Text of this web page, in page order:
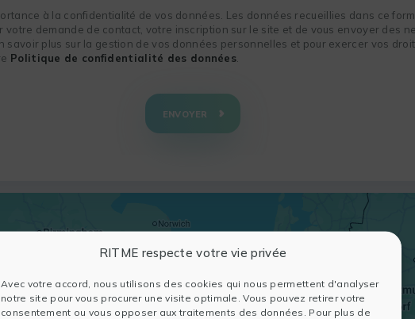
RITME respecte votre vie privée
Avec votre accord, nous utilisons des cookies qui nous permettent d'analyser
notre site pour vous procurer une visite optimale. Vous pouvez retirer votre
consentement ou vous opposer aux traitements des données. Pour plus de
à la confidentialité de vos données. Les données recueillies dans ce
votre demande de contact, votre inscription sur le site et de vous envoyer des
savoir plus sur la gestion de vos données personnelles et pour exercer vos
Politique de confidentialité des données
ENVOYER